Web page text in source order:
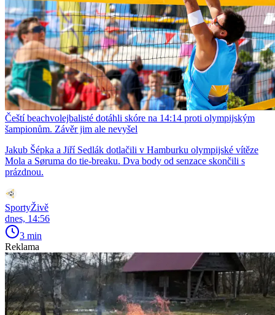
Čeští beachvolejbalisté dotáhli skóre na 14:14 proti olympijským
šampionům. Závěr jim ale nevyšel
Jakub Šépka a Jiří Sedlák dotlačili v Hamburku olympijské vítěze
Mola a Søruma do tie-breaku. Dva body od senzace skončili s
prázdnou.
SportyŽivě
dnes, 14:56
3 min
Reklama